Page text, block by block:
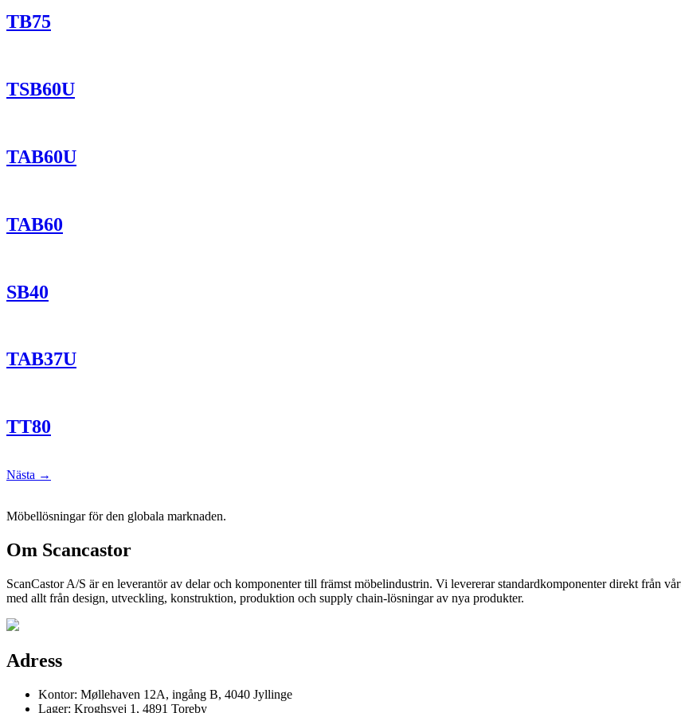
TB75
TSB60U
TAB60U
TAB60
SB40
TAB37U
TT80
Nästa →
Möbellösningar för den globala marknaden.
Om Scancastor
ScanCastor A/S är en leverantör av delar och komponenter till främst möbelindustrin. Vi levererar standardkomponenter direkt från
med allt från design, utveckling, konstruktion, produktion och supply chain-lösningar av nya produkter.
Adress
Kontor: Møllehaven 12A, ingång B, 4040 Jyllinge
Lager: Kroghsvej 1, 4891 Toreby